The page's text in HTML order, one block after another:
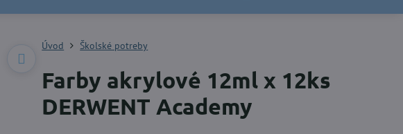
Úvod Školské potreby
Farby akrylové 12ml x 12ks
DERWENT Academy